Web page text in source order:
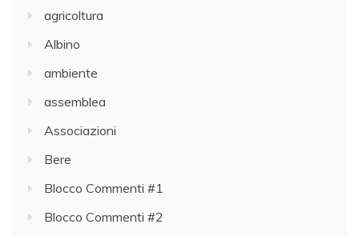
agricoltura
Albino
ambiente
assemblea
Associazioni
Bere
Blocco Commenti #1
Blocco Commenti #2